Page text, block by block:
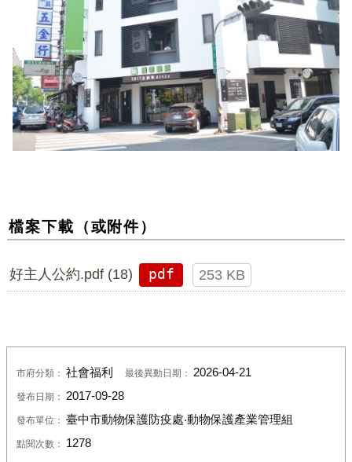
檔案下載（或附件）
好主人公約.pdf (18) pdf 253 KB
市府分類： 社會福利 最後異動日期： 2026-04-21
發布日期： 2017-09-28
發布單位： 臺中市動物保護防疫處‧動物保護產業管理組
點閱次數： 1278